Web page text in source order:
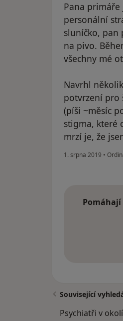
Pana primáře
personální
sluníčko, pan
na pivo.
všechny mé
Navrhl
potvrzení pro
(píši ~měsíc
stigma, které
mrzí je, že
1. srpna 2019 •
Související
Psychiatři v okolí